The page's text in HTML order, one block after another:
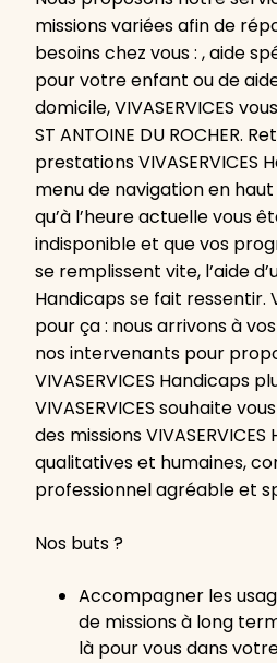
missions variées afin de
besoins chez vous : , aide
pour votre enfant ou de
domicile, VIVASERVICES
ST ANTOINE DU ROCHER.
prestations VIVASERVICES
menu de navigation en
qu’à l’heure actuelle vous
indisponible et que vos
se remplissent vite, l’aide
Handicaps se fait ressentir.
pour ça : nous arrivons à
nos intervenants pour
VIVASERVICES Handicaps
VIVASERVICES souhaite
des missions
qualitatives et humaines,
professionnel agréable et
Nos buts ?
Accompagner les
de missions à long
là pour vous dans